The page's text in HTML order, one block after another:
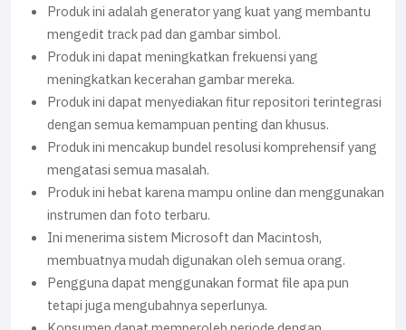
Produk ini adalah generator yang kuat yang membantu
mengedit track pad dan gambar simbol.
Produk ini dapat meningkatkan frekuensi yang
meningkatkan kecerahan gambar mereka.
Produk ini dapat menyediakan fitur repositori terintegrasi
dengan semua kemampuan penting dan khusus.
Produk ini mencakup bundel resolusi komprehensif yang
mengatasi semua masalah.
Produk ini hebat karena mampu online dan menggunakan
instrumen dan foto terbaru.
Ini menerima sistem Microsoft dan Macintosh,
membuatnya mudah digunakan oleh semua orang.
Pengguna dapat menggunakan format file apa pun
tetapi juga mengubahnya seperlunya.